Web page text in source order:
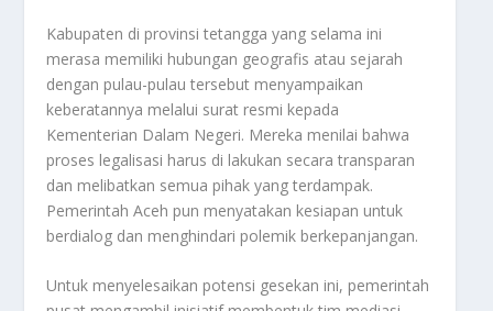
Kabupaten di provinsi tetangga yang selama ini
merasa memiliki hubungan geografis atau sejarah
dengan pulau-pulau tersebut menyampaikan
keberatannya melalui surat resmi kepada
Kementerian Dalam Negeri. Mereka menilai bahwa
proses legalisasi harus di lakukan secara transparan
dan melibatkan semua pihak yang terdampak.
Pemerintah Aceh pun menyatakan kesiapan untuk
berdialog dan menghindari polemik berkepanjangan.
Untuk menyelesaikan potensi gesekan ini, pemerintah